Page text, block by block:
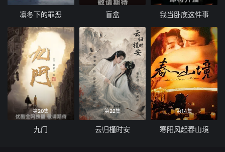
凛冬下的罪恶 盲盒 我当卧底这件事
第20集
九门
第22集
云归槿时安
第14集
寒阳风起春山境